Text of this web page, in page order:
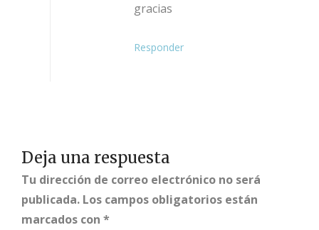
gracias
Responder
Deja una respuesta
Tu dirección de correo electrónico no será
publicada. Los campos obligatorios están
marcados con *